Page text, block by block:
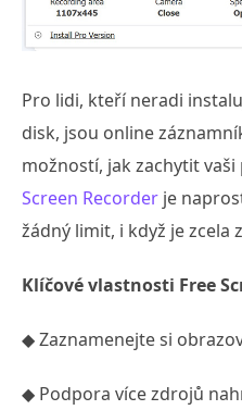
Pro lidi, kteří neradi
disk, jsou online
možností, jak zachytit vaši
Screen Recorder je
žádný limit, i když je zcela
Klíčové vlastnosti Free
◆ Zaznamenejte si
◆ Podpora více zdrojů